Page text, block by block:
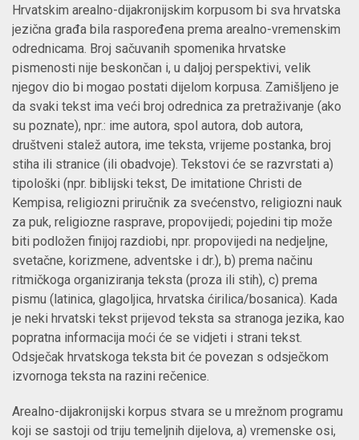
Hrvatskim arealno-dijakronijskim korpusom bi sva hrvatska
jezična građa bila raspoređena prema arealno-vremenskim
odrednicama. Broj sačuvanih spomenika hrvatske
pismenosti nije beskončan i, u daljoj perspektivi, velik
njegov dio bi mogao postati dijelom korpusa. Zamišljeno je
da svaki tekst ima veći broj odrednica za pretraživanje (ako
su poznate), npr.: ime autora, spol autora, dob autora,
društveni stalež autora, ime teksta, vrijeme postanka, broj
stiha ili stranice (ili obadvoje). Tekstovi će se razvrstati a)
tipološki (npr. biblijski tekst, De imitatione Christi de
Kempisa, religiozni priručnik za svećenstvo, religiozni nauk
za puk, religiozne rasprave, propovijedi; pojedini tip može
biti podložen finijoj razdiobi, npr. propovijedi na nedjeljne,
svetačne, korizmene, adventske i dr.), b) prema načinu
ritmičkoga organiziranja teksta (proza ili stih), c) prema
pismu (latinica, glagoljica, hrvatska ćirilica/bosanica). Kada
je neki hrvatski tekst prijevod teksta sa stranoga jezika, kao
popratna informacija moći će se vidjeti i strani tekst.
Odsječak hrvatskoga teksta bit će povezan s odsječkom
izvornoga teksta na razini rečenice.
Arealno-dijakronijski korpus stvara se u mrežnom programu
koji se sastoji od triju temeljnih dijelova, a) vremenske osi,